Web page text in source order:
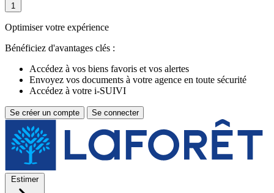
1
Optimiser votre expérience
Bénéficiez d'avantages clés :
Accédez à vos biens favoris et vos alertes
Envoyez vos documents à votre agence en toute sécurité
Accédez à votre i-SUIVI
Se créer un compte Se connecter
Estimer